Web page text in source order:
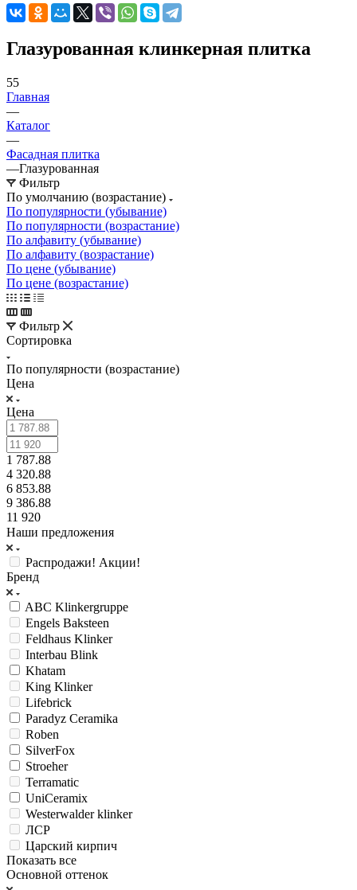
Глазурованная клинкерная плитка
55
Главная
—
Каталог
—
Фасадная плитка
—Глазурованная
Фильтр
По умолчанию (возрастание)
По популярности (убывание)
По популярности (возрастание)
По алфавиту (убывание)
По алфавиту (возрастание)
По цене (убывание)
По цене (возрастание)
Фильтр
Сортировка
По популярности (возрастание)
Цена
Цена
1 787.88
4 320.88
6 853.88
9 386.88
11 920
Наши предложения
Распродажи! Акции!
Бренд
ABC Klinkergruppe
Engels Baksteen
Feldhaus Klinker
Interbau Blink
Khatam
King Klinker
Lifebrick
Paradyz Ceramika
Roben
SilverFox
Stroeher
Terramatic
UniCeramix
Westerwalder klinker
ЛСР
Царский кирпич
Показать все
Основной оттенок